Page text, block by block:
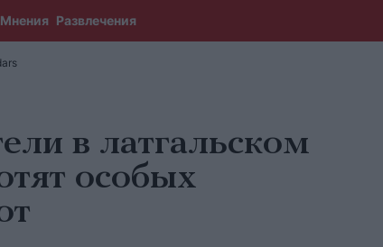
Мнения Развлечения
в латгальском
особых